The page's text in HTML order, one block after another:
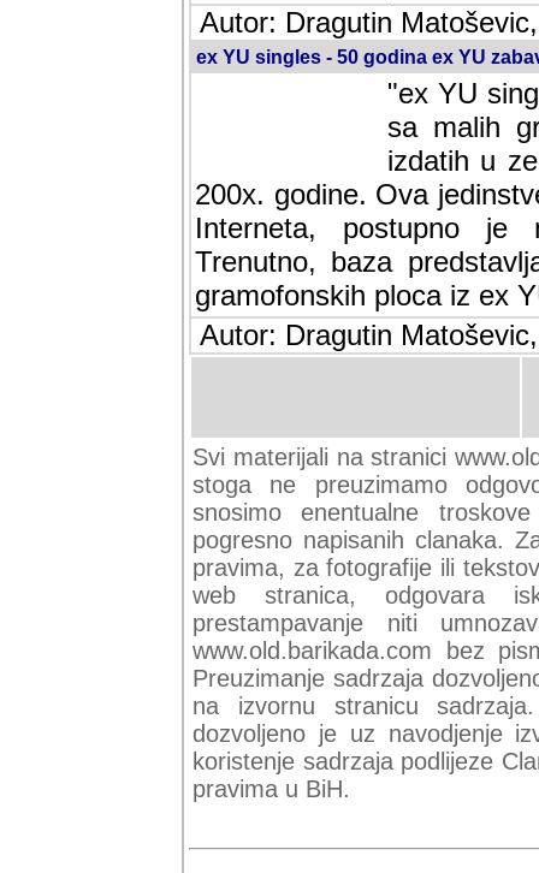
Autor: Dragutin
ex YU singles - 50 godina ex YU
"ex YU
sa malih
izdatih u
200x. godine. Ova
Interneta, postupno je
baza predstavlja
ploca iz ex YU.
Autor: Dragutin
Svi materijali na stranici
stoga ne preuzimamo
snosimo enentualne
pogresno napisanih clanaka.
pravima, za fotografije ili
web stranica, odgovara
prestampavanje niti
www.old.barikada.com bez
Preuzimanje sadrzaja
na izvornu stranicu
dozvoljeno je uz navodjenje
koristenje sadrzaja podlijeze
pravima u BiH.